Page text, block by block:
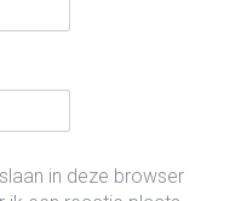
in deze browser